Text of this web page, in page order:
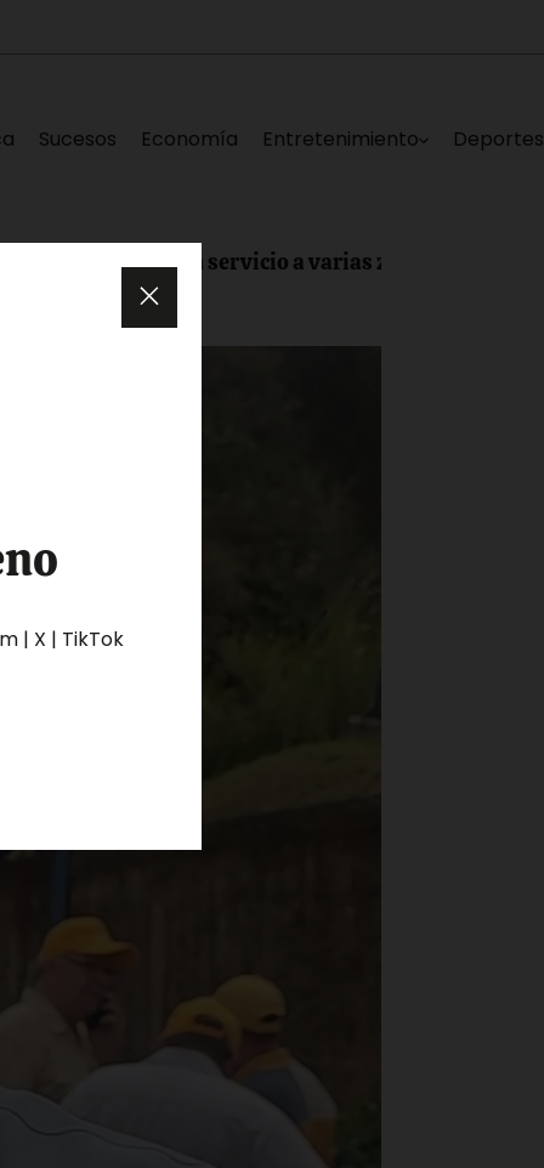
Sucesos Economía Entretenimiento Deportes
deja sin servicio a varias zonas de Los Teques este
| X | TikTok